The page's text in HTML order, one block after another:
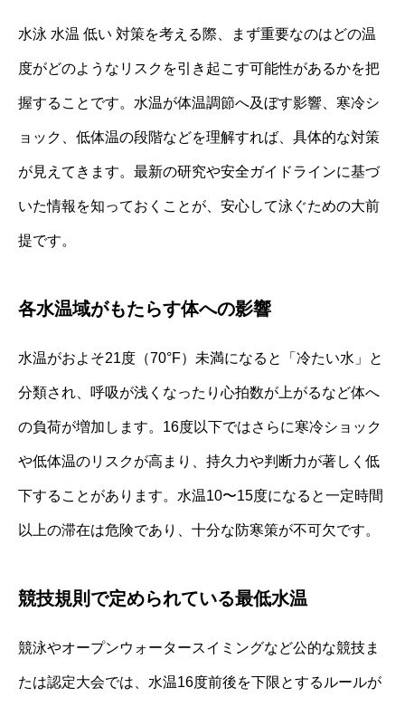
水泳 水温 低い 対策を考える際、まず重要なのはどの温
度がどのようなリスクを引き起こす可能性があるかを把
握することです。水温が体温調節へ及ぼす影響、寒冷シ
ョック、低体温の段階などを理解すれば、具体的な対策
が見えてきます。最新の研究や安全ガイドラインに基づ
いた情報を知っておくことが、安心して泳ぐための大前
提です。
各水温域がもたらす体への影響
水温がおよそ21度（70°F）未満になると「冷たい水」と
分類され、呼吸が浅くなったり心拍数が上がるなど体へ
の負荷が増加します。16度以下ではさらに寒冷ショック
や低体温のリスクが高まり、持久力や判断力が著しく低
下することがあります。水温10〜15度になると一定時間
以上の滞在は危険であり、十分な防寒策が不可欠です。
競技規則で定められている最低水温
競泳やオープンウォータースイミングなど公的な競技ま
たは認定大会では、水温16度前後を下限とするルールが